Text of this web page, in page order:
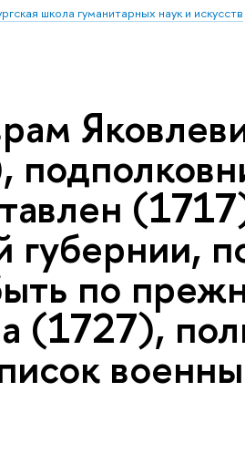
школа гуманитарных наук и искусств
губернии,
по
(1727),